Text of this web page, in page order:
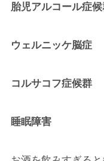
胎児アルコール症
ウェルニッケ脳症
コルサコフ症候群
睡眠障害